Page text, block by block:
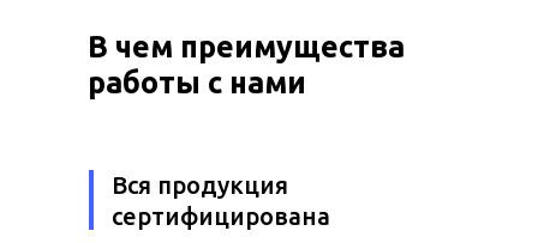
В чем преимущества
работы с нами
Вся продукция
сертифицирована